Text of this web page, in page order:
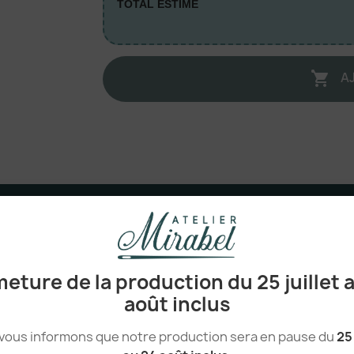
de la production du 25 juillet
août inclus
informons que notre production sera en pause du
TOTAL ESTIMÉ

100% coton canvas organique certifié
Pakistan